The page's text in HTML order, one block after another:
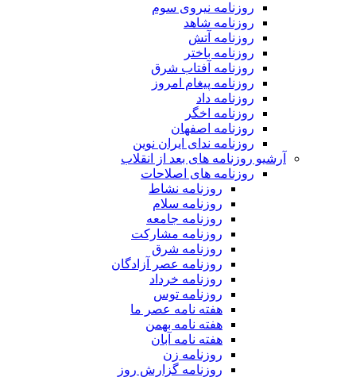
روزنامه نیروی سوم
روزنامه شاهد
روزنامه آتش
روزنامه باختر
روزنامه آفتاب شرق
روزنامه پیغام امروز
روزنامه داد
روزنامه اخگر
روزنامه اصفهان
روزنامه ندای ایران نوین
آرشیو روزنامه های بعد از انقلاب
روزنامه های اصلاحات
روزنامه نشاط
روزنامه سلام
روزنامه جامعه
روزنامه مشارکت
روزنامه شرق
روزنامه عصر آزادگان
روزنامه خرداد
روزنامه توس
هفته نامه عصر ما
هفته نامه بهمن
هفته نامه آبان
روزنامه زن
روزنامه گزارش روز